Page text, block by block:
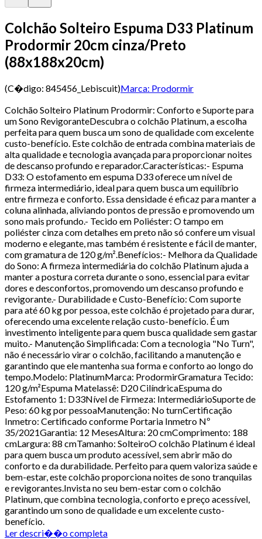
Colchão Solteiro Espuma D33 Platinum
Prodormir 20cm cinza/Preto
(88x188x20cm)
(C�digo: 845456_Lebiscuit)Marca: Prodormir
Colchão Solteiro Platinum Prodormir: Conforto e Suporte para
um Sono RevigoranteDescubra o colchão Platinum, a escolha
perfeita para quem busca um sono de qualidade com excelente
custo-benefício. Este colchão de entrada combina materiais de
alta qualidade e tecnologia avançada para proporcionar noites
de descanso profundo e reparador.Características:- Espuma
D33: O estofamento em espuma D33 oferece um nível de
firmeza intermediário, ideal para quem busca um equilíbrio
entre firmeza e conforto. Essa densidade é eficaz para manter a
coluna alinhada, aliviando pontos de pressão e promovendo um
sono mais profundo.- Tecido em Poliéster: O tampo em
poliéster cinza com detalhes em preto não só confere um visual
moderno e elegante, mas também é resistente e fácil de manter,
com gramatura de 120 g/m².Benefícios:- Melhora da Qualidade
do Sono: A firmeza intermediária do colchão Platinum ajuda a
manter a postura correta durante o sono, essencial para evitar
dores e desconfortos, promovendo um descanso profundo e
revigorante.- Durabilidade e Custo-Benefício: Com suporte
para até 60 kg por pessoa, este colchão é projetado para durar,
oferecendo uma excelente relação custo-benefício. É um
investimento inteligente para quem busca qualidade sem gastar
muito.- Manutenção Simplificada: Com a tecnologia "No Turn",
não é necessário virar o colchão, facilitando a manutenção e
garantindo que ele mantenha sua forma e conforto ao longo do
tempo.Modelo: PlatinumMarca: ProdormirGramatura Tecido:
120 g/m²Espuma Matelassê: D20 CilíndricaEspuma do
Estofamento 1: D33Nível de Firmeza: IntermediárioSuporte de
Peso: 60 kg por pessoaManutenção: No turnCertificação
Inmetro: Certificado conforme Portaria Inmetro Nº
35/2021Garantia: 12 MesesAltura: 20 cmComprimento: 188
cmLargura: 88 cmTamanho: SolteiroO colchão Platinum é ideal
para quem busca um produto acessível, sem abrir mão do
conforto e da durabilidade. Perfeito para quem valoriza saúde e
bem-estar, este colchão proporciona noites de sono tranquilas
e revigorantes.Invista no seu bem-estar com o colchão
Platinum, que combina tecnologia, conforto e preço acessível,
garantindo um sono de qualidade e um excelente custo-
benefício.
Ler descri��o completa